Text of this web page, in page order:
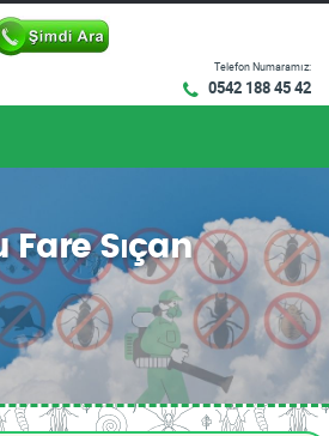
Telefon Numaramız:
0542 188 45 42
Sıçan